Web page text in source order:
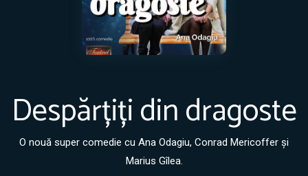
Despărțiți din dragoste
O nouă super comedie cu Ana Odagiu, Conrad Mericoffer și
Marius Gîlea.